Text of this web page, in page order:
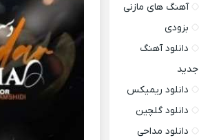
آهنگ های مازنی
بزودی
دانلود آهنگ
جدید
دانلود ریمیکس
دانلود گلچین
دانلود مداحی